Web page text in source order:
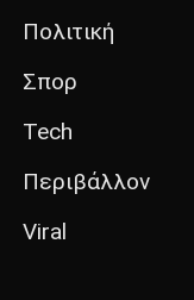
Πολιτική
Σπορ
Tech
Περιβάλλον
Viral